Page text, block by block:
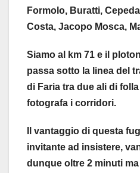
Formolo, Buratti,
Costa, Jacopo Mosca,
Siamo al km 71 e il
passa sotto la linea del
di Faria tra due ali di
fotografa i corridori.
Il vantaggio di questa
invitante ad insistere,
dunque oltre 2 minuti